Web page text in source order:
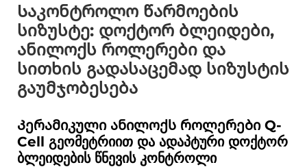
Საკონტროლო წარმოების
სიზუსტე: დოქტორ ბლეიდები,
ანილოქს როლერები და
სითხის გადასაცემად სიზუსტის
გაუმჯობესება
Კერამიკული ანილოქს როლერები Q-
Cell გეომეტრიით და ადაპტური დოქტორ
ბლეიდების წნევის კონტროლი